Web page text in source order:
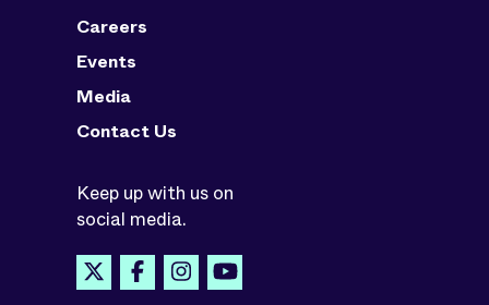
Careers
Events
Media
Contact Us
Keep up with us on
social media.